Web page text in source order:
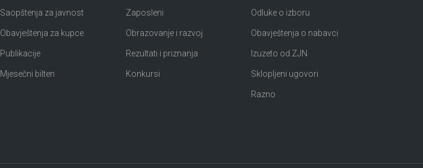
Saopštenja za javnost
Obavještenja za kupce
Publikacije
Mjesečni bilten
Zaposleni
Obrazovanje i razvoj
Rezultati i priznanja
Konkursi
Odluke o izboru
Obavještenja o nabavci
Izuzeto od ZJN
Sklopljeni ugovori
Razno